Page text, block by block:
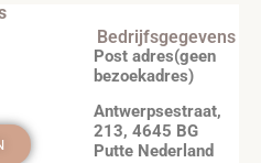
Bedrijfsgegevens
Post adres(geen
bezoekadres)
Antwerpsestraat,
213, 4645 BG
Putte Nederland